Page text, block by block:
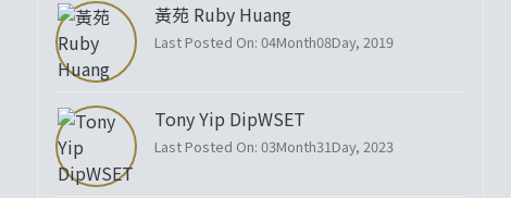
黃苑 Ruby Huang
Last Posted On: 04Month08Day, 2019
Tony Yip DipWSET
Last Posted On: 03Month31Day, 2023